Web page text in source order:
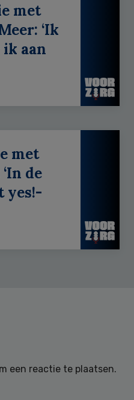
met
‘Ik
aan
met
de
yes!-
een reactie te plaatsen.